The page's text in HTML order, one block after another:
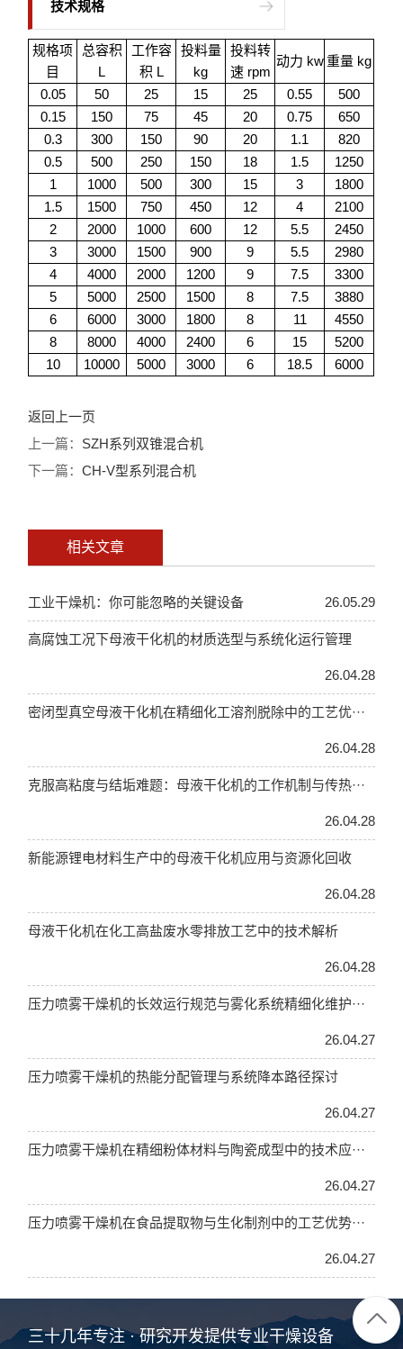
技术规格
规格项
目
总容积
L
工作容
积 L
投料量
kg
投料转
速 rpm
动力 kw 重量 kg
0.05 50 25 15 25 0.55
500
0.15
150 75 45 20 0.75
650
0.3
300 150 90 20 1.1
820
0.5
500 250 150 18 1.5
1250
1
1000 500 300 15 3
1800
1.5
1500 750 450 12 4
2100
2
2000 1000 600 12 5.5
2450
3
3000 1500 900 9 5.5
2980
4
4000 2000 1200 9 7.5
3300
5
5000 2500 1500 8 7.5
3880
6
6000 3000 1800 8 11
4550
8
8000 4000 2400 6 15
5200
10
10000 5000 3000 6 18.5 6000
返回上一页
上一篇： SZH系列双锥混合机
下一篇：CH-V型系列混合机
相关文章
工业干燥机：你可能忽略的关键设备 26.05.29
高腐蚀工况下母液干化机的材质选型与系统化运行管理
26.04.28
密闭型真空母液干化机在精细化工溶剂脱除中的工艺优···
26.04.28
克服高粘度与结垢难题：母液干化机的工作机制与传热···
26.04.28
新能源锂电材料生产中的母液干化机应用与资源化回收
26.04.28
母液干化机在化工高盐废水零排放工艺中的技术解析
26.04.28
压力喷雾干燥机的长效运行规范与雾化系统精细化维护···
26.04.27
压力喷雾干燥机的热能分配管理与系统降本路径探讨
26.04.27
压力喷雾干燥机在精细粉体材料与陶瓷成型中的技术应···
26.04.27
压力喷雾干燥机在食品提取物与生化制剂中的工艺优势···
26.04.27
三十几年专注 · 研究开发提供专业干燥设备